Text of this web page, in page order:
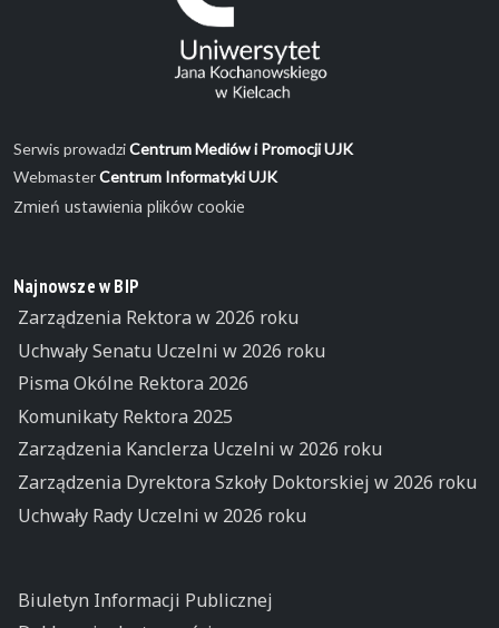
Serwis prowadziCentrum Mediów i Promocji UJK
WebmasterCentrum Informatyki UJK
Zmień ustawienia plików cookie
Najnowsze w BIP
Zarządzenia Rektora w 2026 roku
Uchwały Senatu Uczelni w 2026 roku
Pisma Okólne Rektora 2026
Komunikaty Rektora 2025
Zarządzenia Kanclerza Uczelni w 2026 roku
Zarządzenia Dyrektora Szkoły Doktorskiej w 2026 roku
Uchwały Rady Uczelni w 2026 roku
Biuletyn Informacji Publicznej